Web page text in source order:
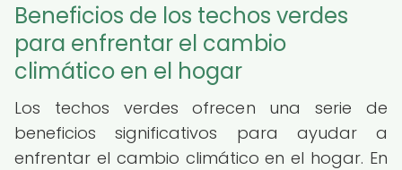
Beneficios de los techos verdes
para enfrentar el cambio
climático en el hogar
Los techos verdes ofrecen una serie de
beneficios significativos para ayudar a
enfrentar el cambio climático en el hogar. En